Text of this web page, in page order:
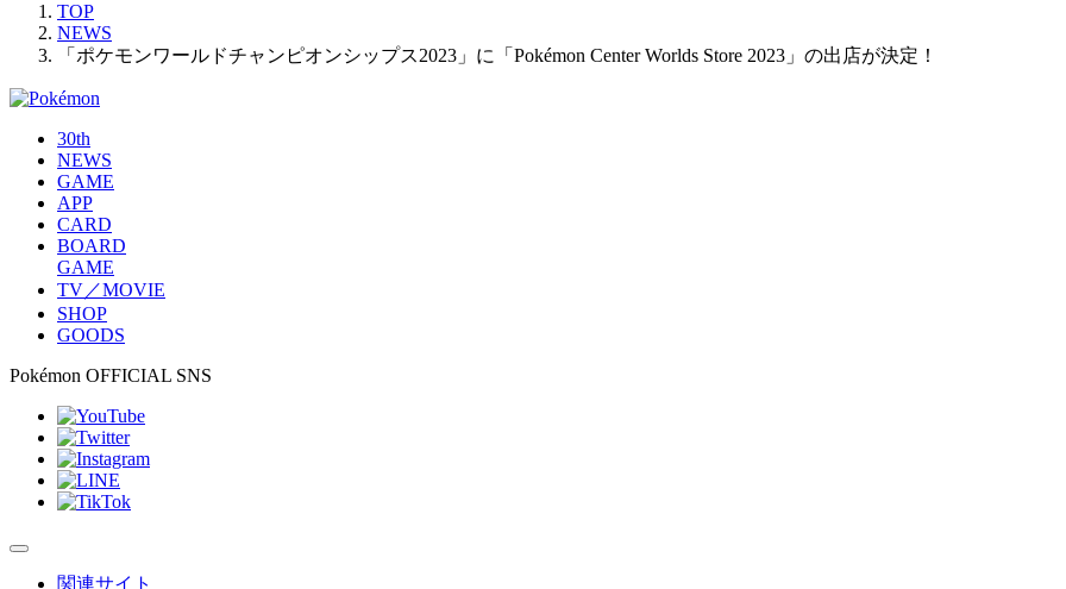
TOP
NEWS
「ポケモンワールドチャンピオンシップス2023」に「Pokémon Center Worlds Store 2023」の出店が決定！
30th
NEWS
GAME
APP
CARD
BOARD
GAME
TV／MOVIE
SHOP
GOODS
Pokémon OFFICIAL SNS
関連サイト